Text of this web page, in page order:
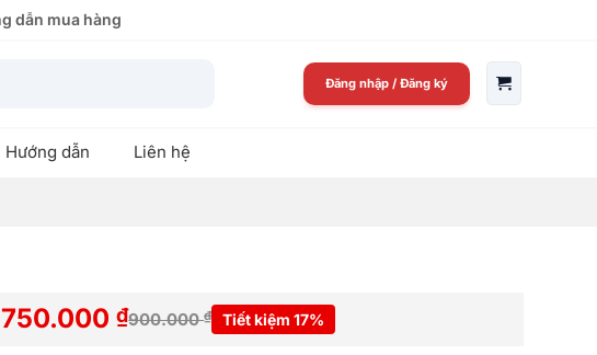
dẫn mua hàng
Đăng nhập / Đăng ký
Hướng dẫn Liên hệ
750.000₫900.000₫ Tiết kiệm 17%